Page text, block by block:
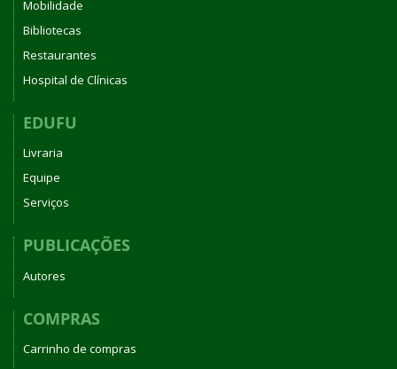
Mobilidade
Bibliotecas
Restaurantes
Hospital de Clínicas
EDUFU
Livraria
Equipe
Serviços
PUBLICAÇÕES
Autores
COMPRAS
Carrinho de compras